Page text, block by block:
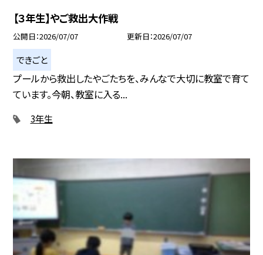
【３年生】やご救出大作戦
公開日 2026/07/07 更新日 2026/07/07
できごと
プールから救出したやごたちを、みんなで大切に教室で育て
ています。今朝、教室に入る...
3年生